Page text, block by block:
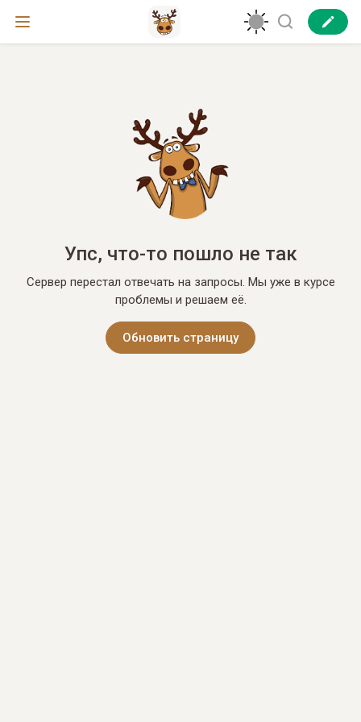
Упс, что-то пошло не так
Сервер перестал отвечать на запросы. Мы уже в курсе
проблемы и решаем её.
Обновить страницу